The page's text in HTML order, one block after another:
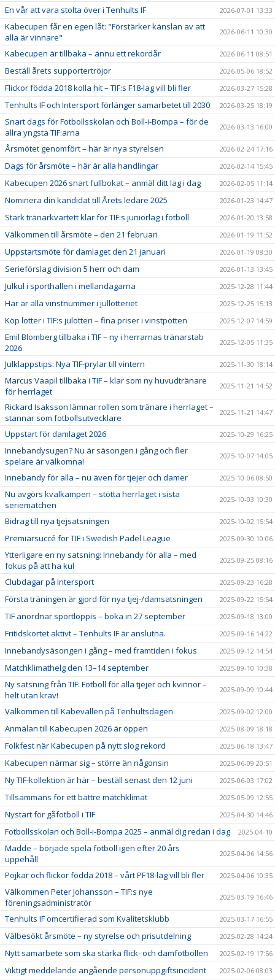
En vår att vara stolta över i Tenhults IF 2026-07-01 13:33
Kabecupen får en egen låt: "Förstärker känslan av att
alla är vinnare"
2026-06-11 10:30
Kabecupen är tillbaka – ännu ett rekordår 2026-06-11 08:51
Beställ årets supportertröjor 2026-05-06 18:52
Flickor födda 2018 kolla hit – TIF:s F18-lag vill bli fler 2026-03-27 15:28
Tenhults IF och Intersport förlänger samarbetet till 2030 2026-03-25 18:19
Snart dags för Fotbollsskolan och Boll-i-Bompa – för de
allra yngsta TIF:arna
2026-03-13 16:00
Årsmötet genomfört – här är nya styrelsen 2026-02-24 17:16
Dags för årsmöte – här är alla handlingar 2026-02-14 15:45
Kabecupen 2026 snart fullbokat – anmäl ditt lag i dag 2026-02-05 11:14
Nominera din kandidat till Årets ledare 2025 2026-01-23 14:47
Stark tränarkvartett klar för TIF:s juniorlag i fotboll 2026-01-20 13:58
Välkommen till årsmöte – den 21 februari 2026-01-19 11:52
Uppstartsmöte för damlaget den 21 januari 2026-01-19 08:30
Serieförslag division 5 herr och dam 2026-01-13 13:45
Julkul i sporthallen i mellandagarna 2025-12-28 11:44
Här är alla vinstnummer i jullotteriet 2025-12-25 15:13
Köp lotter i TIF:s julotteri – fina priser i vinstpotten 2025-12-07 14:59
Emil Blomberg tillbaka i TIF – ny i herrarnas tränarstab
2026
2025-12-05 11:35
Julklappstips: Nya TIF-prylar till vintern 2025-11-30 18:14
Marcus Vaapil tillbaka i TIF – klar som ny huvudtränare
för herrlaget
2025-11-21 14:52
Rickard Isaksson lämnar rollen som tränare i herrlaget –
stannar som fotbollsutvecklare
2025-11-21 14:47
Uppstart för damlaget 2026 2025-10-29 16:25
Innebandysugen? Nu är säsongen i gång och fler
spelare är välkomna!
2025-10-07 14:05
Innebandy för alla – nu även för tjejer och damer 2025-10-06 08:50
Nu avgörs kvalkampen – stötta herrlaget i sista
seriematchen
2025-10-03 10:30
Bidrag till nya tjejsatsningen 2025-10-02 15:54
Premiärsuccé för TIF i Swedish Padel League 2025-09-30 10:06
Ytterligare en ny satsning: Innebandy för alla – med
fokus på att ha kul
2025-09-25 08:16
Clubdagar på Intersport 2025-09-23 16:28
Första träningen är gjord för nya tjej-/damsatsningen 2025-09-22 15:54
TIF anordnar sportloppis – boka in 27 september 2025-09-18 13:00
Fritidskortet aktivt – Tenhults IF är anslutna. 2025-09-16 14:22
Innebandysäsongen i gång – med framtiden i fokus 2025-09-12 14:54
Matchklimathelg den 13–14 september 2025-09-10 10:38
Ny satsning från TIF: Fotboll för alla tjejer och kvinnor –
helt utan krav!
2025-09-09 10:44
Välkommen till Kabevallen på Tenhultsdagen 2025-09-02 12:00
Anmälan till Kabecupen 2026 är öppen 2025-08-09 18:18
Folkfest när Kabecupen på nytt slog rekord 2025-06-18 13:47
Kabecupen närmar sig – större än någonsin 2025-06-09 20:51
Ny TIF-kollektion är här – beställ senast den 12 juni 2025-06-03 17:02
Tillsammans för ett bättre matchklimat 2025-05-09 12:55
Nystart för gåfotboll i TIF 2025-04-30 14:46
Fotbollsskolan och Boll-i-Bompa 2025 – anmäl dig redan i dag 2025-04-10
Madde – började spela fotboll igen efter 20 års
uppehåll
2025-04-06 14:56
Pojkar och flickor födda 2018 – vårt PF18-lag vill bli fler 2025-04-06 10:35
Välkommen Peter Johansson – TIF:s nye
föreningsadministratör
2025-03-19 16:46
Tenhults IF omcertifierad som Kvalitetsklubb 2025-03-17 16:55
Välbesökt årsmöte – ny styrelse och prisutdelning 2025-02-28 14:24
Nytt samarbete som ska stärka flick- och damfotbollen 2025-02-19 17:56
Viktigt meddelande angående personuppgiftsincident 2025-02-06 08:03